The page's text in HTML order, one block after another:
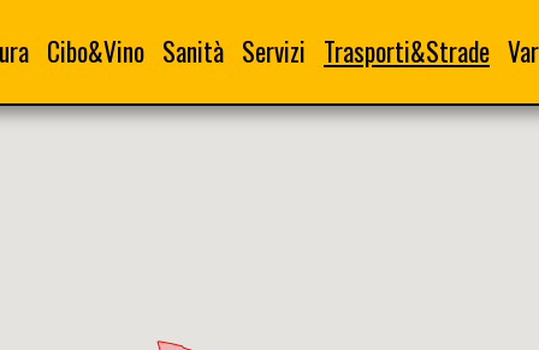
Cibo&Vino Sanità Servizi Trasporti&Strade